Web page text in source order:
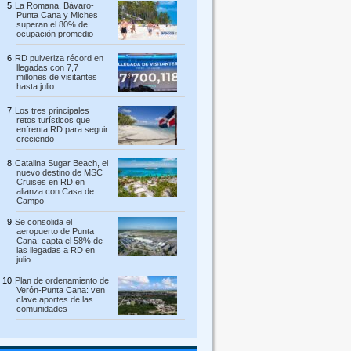
La Romana, Bávaro-
Punta Cana y Miches
superan el 80% de
ocupación promedio
RD pulveriza récord en
llegadas con 7,7
millones de visitantes
hasta julio
Los tres principales
retos turísticos que
enfrenta RD para seguir
creciendo
Catalina Sugar Beach, el
nuevo destino de MSC
Cruises en RD en
alianza con Casa de
Campo
Se consolida el
aeropuerto de Punta
Cana: capta el 58% de
las llegadas a RD en
julio
Plan de ordenamiento de
Verón-Punta Cana: ven
clave aportes de las
comunidades